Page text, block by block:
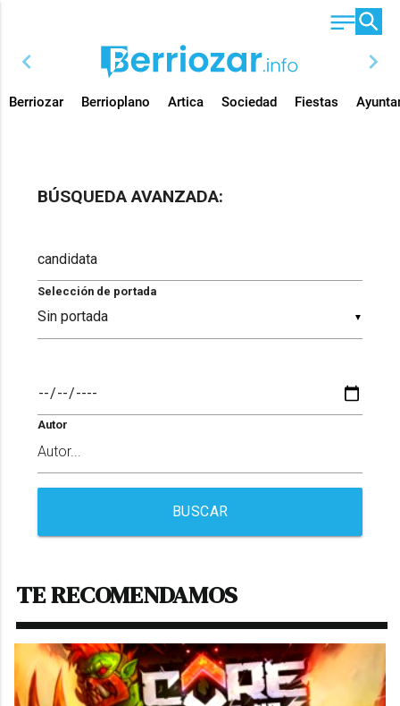
chevron_left chevron_right
Berriozar Berrioplano Artica Sociedad Fiestas
BÚSQUEDA AVANZADA:
▼
Selección de portada
Autor
BUSCAR
TE RECOMENDAMOS